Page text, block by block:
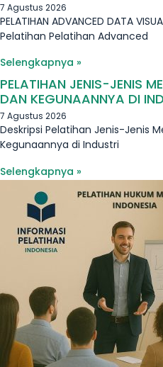
7 Agustus 2026
PELATIHAN ADVANCED DATA
Pelatihan Pelatihan Advanced
Selengkapnya »
PELATIHAN JENIS-JENIS
DAN KEGUNAANNYA DI
7 Agustus 2026
Deskripsi Pelatihan Jenis-Jenis
Kegunaannya di Industri
Selengkapnya »